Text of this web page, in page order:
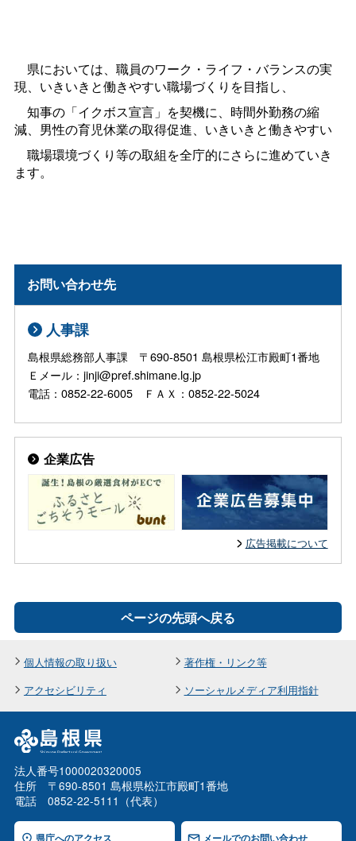
県においては、職員のワーク・ライフ・バランスの実
現、いきいきと働きやすい職場づくりを目指し、
知事の「イクボス宣言」を契機に、時間外勤務の縮
減、男性の育児休業の取得促進、いきいきと働きやすい
職場環境づくり等の取組を全庁的にさらに進めていき
ます。
お問い合わせ先
人事課
島根県総務部人事課 〒690-8501 島根県松江市殿町1番地
Ｅメール：jinji@pref.shimane.lg.jp
電話：0852-22-6005 ＦＡＸ：0852-22-5024
企業広告
広告掲載について
ページの先頭へ戻る
個人情報の取り扱い
著作権・リンク等
アクセシビリティ
ソーシャルメディア利用指針
法人番号1000020320005
住所 〒690-8501 島根県松江市殿町1番地
電話 0852-22-5111（代表）